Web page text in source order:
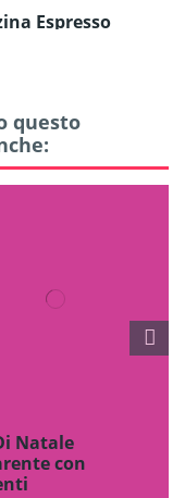
Espresso
questo
Natale
con